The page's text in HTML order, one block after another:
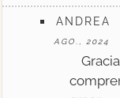
ANDREA
AGO., 2024